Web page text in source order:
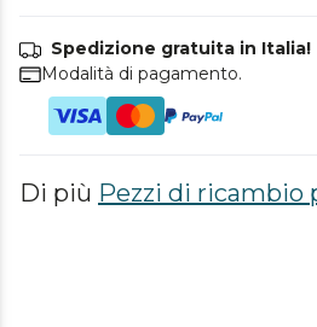
Spedizione gratuita in Italia!
Modalità di pagamento.
Di più Pezzi di ricambio